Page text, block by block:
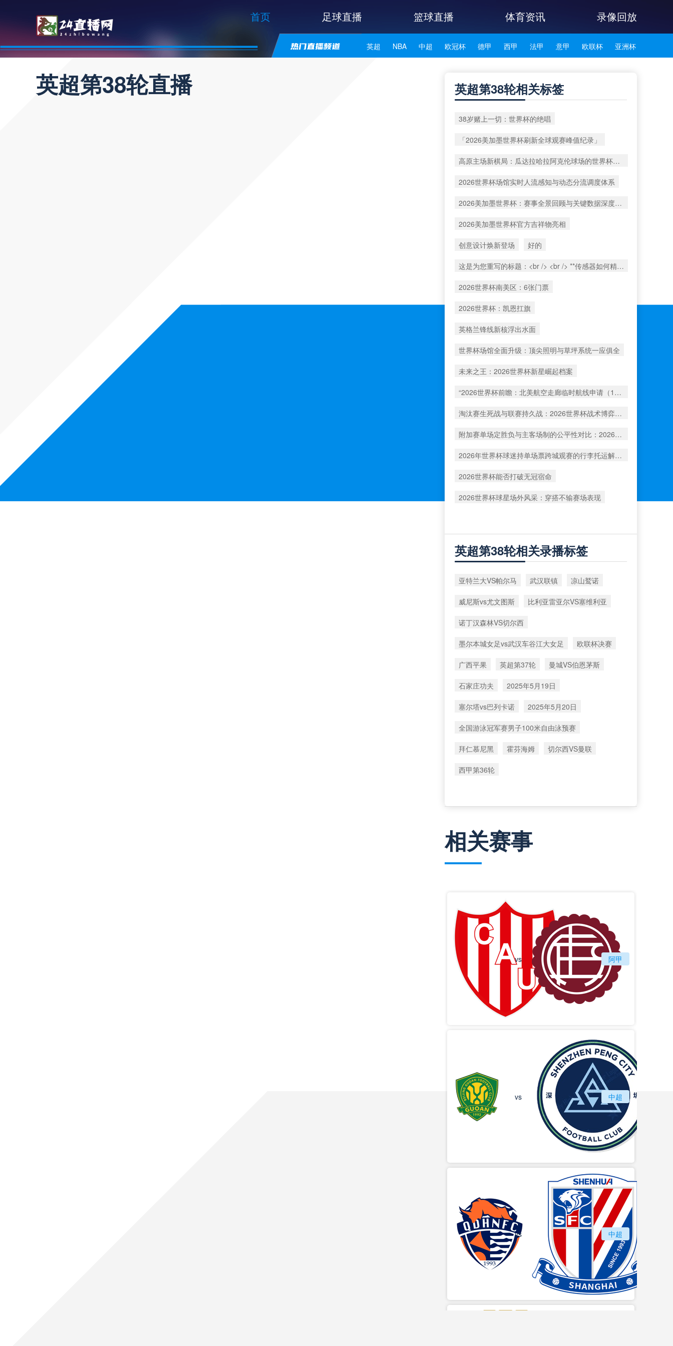
首页 足球直播 篮球直播 体育资讯 录像回放
英超 NBA 中超 欧冠杯 德甲 西甲 法甲 意甲 欧联杯 亚洲杯
英超第38轮直播 英超第38轮相关标签
38岁赌上一切：世界杯的绝唱
「2026美加墨世界杯刷新全球观赛峰值纪录」
高原主场新棋局：瓜达拉哈拉阿克伦球场的世界杯战术重塑
2026世界杯场馆实时人流感知与动态分流调度体系
2026美加墨世界杯：赛事全景回顾与关键数据深度洞察
2026美加墨世界杯官方吉祥物亮相
创意设计焕新登场 好的
这是为您重写的标题：<br /> <br /> **传感器如何精准捕捉北美世界杯射门时的瞬时球速**
2026世界杯南美区：6张门票
2026世界杯：凯恩扛旗
英格兰锋线新核浮出水面
世界杯场馆全面升级：顶尖照明与草坪系统一应俱全
未来之王：2026世界杯新星崛起档案
“2026世界杯前瞻：北美航空走廊临时航线申请（1517号）解析”
淘汰赛生死战与联赛持久战：2026世界杯战术博弈解析
附加赛单场定胜负与主客场制的公平性对比：2026年世界杯前瞻
2026年世界杯球迷持单场票跨城观赛的行李托运解决方案
2026世界杯能否打破无冠宿命
2026世界杯球星场外风采：穿搭不输赛场表现
英超第38轮相关录播标签
亚特兰大VS帕尔马 武汉联镇 凉山鹫诺
威尼斯vs尤文图斯 比利亚雷亚尔VS塞维利亚
诺丁汉森林VS切尔西
墨尔本城女足vs武汉车谷江大女足 欧联杯决赛
广西平果 英超第37轮 曼城VS伯恩茅斯
石家庄功夫 2025年5月19日
塞尔塔vs巴列卡诺 2025年5月20日
全国游泳冠军赛男子100米自由泳预赛
拜仁慕尼黑 霍芬海姆 切尔西VS曼联
西甲第36轮
相关赛事
圣塔菲联
vs 阿甲
北京国安
vs 中超
青岛海牛
vs 中超